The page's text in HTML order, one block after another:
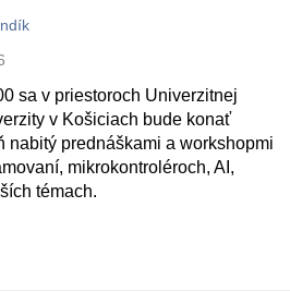
sa v priestoroch Univerzitnej
v Košiciach bude konať
nabitý prednáškami a workshopmi
mikrokontroléroch, AI,
témach.